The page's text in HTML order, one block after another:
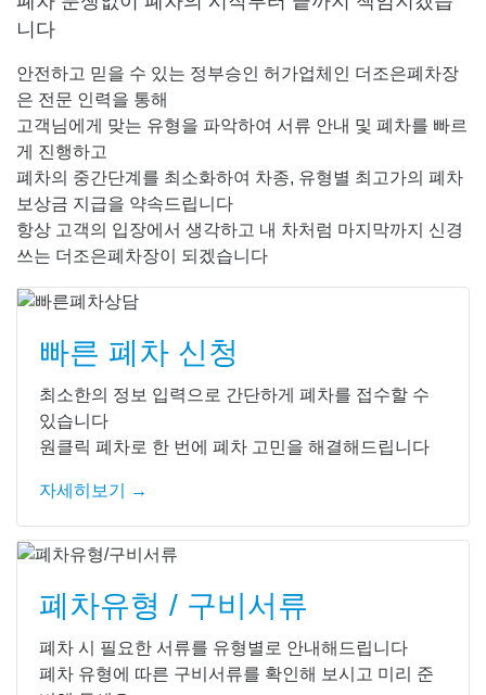
니다
안전하고 믿을 수 있는 정부승인 허가업체인 더조은폐차장
은 전문 인력을 통해
고객님에게 맞는 유형을 파악하여 서류 안내 및 폐차를 빠르
게 진행하고
폐차의 중간단계를 최소화하여 차종, 유형별 최고가의 폐차
보상금 지급을 약속드립니다
항상 고객의 입장에서 생각하고 내 차처럼 마지막까지 신경
쓰는 더조은폐차장이 되겠습니다
빠른 폐차 신청
최소한의 정보 입력으로 간단하게 폐차를 접수할 수
있습니다
원클릭 폐차로 한 번에 폐차 고민을 해결해드립니다
자세히보기 →
폐차유형 / 구비서류
폐차 시 필요한 서류를 유형별로 안내해드립니다
폐차 유형에 따른 구비서류를 확인해 보시고 미리 준